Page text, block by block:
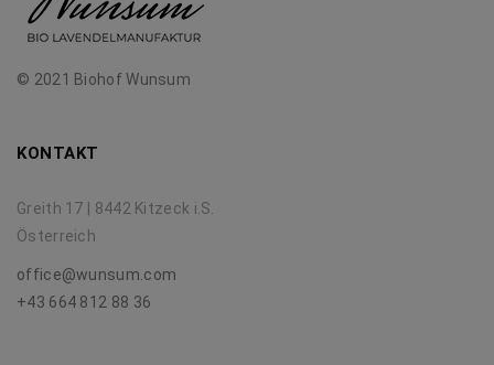
© 2021 Biohof Wunsum
KONTAKT
Greith 17 | 8442 Kitzeck i.S.
Österreich
office@wunsum.com
+43 664 812 88 36